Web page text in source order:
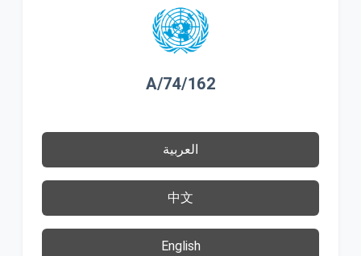
A/74/162
العربية
中文
English